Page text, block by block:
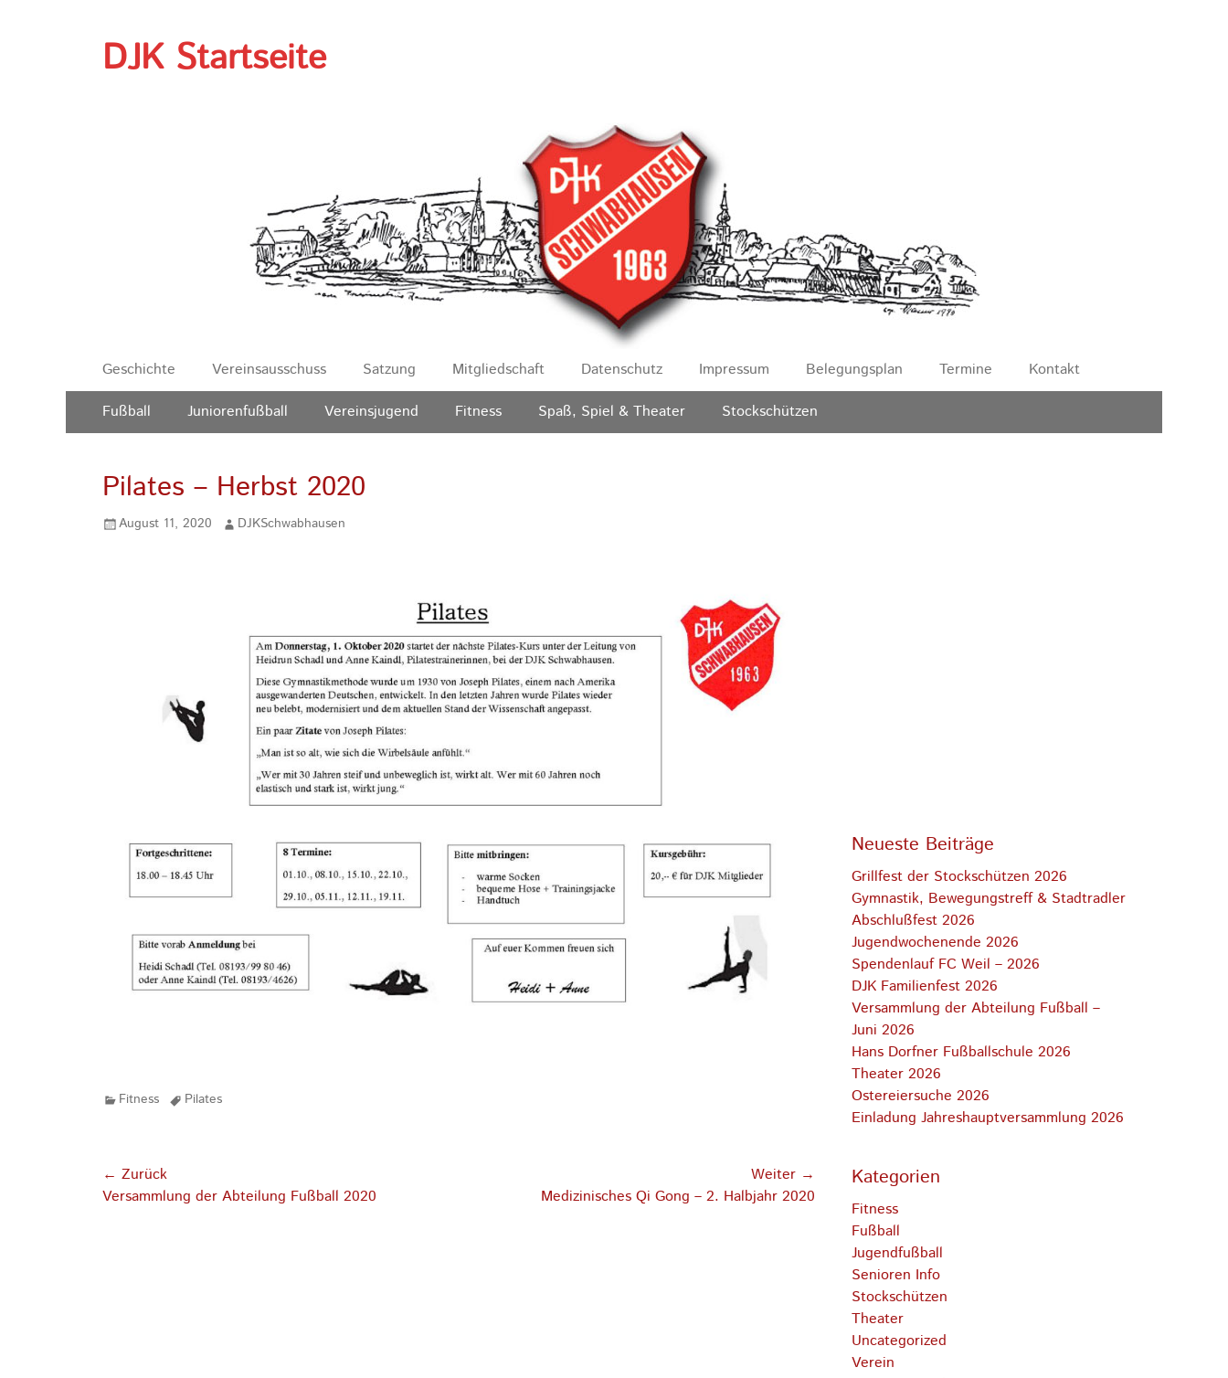
DJK Startseite
Erstes
Menü
Zum
Inhalt:
Geschichte Vereinsausschuss Satzung Mitgliedschaft Datenschutz Impressum Belegungsplan Termine Kontakt
Zweites
Menü
Zum
Inhalt:
Fußball Juniorenfußball Vereinsjugend Fitness Spaß, Spiel & Theater Stockschützen
Pilates – Herbst 2020
Gepostet
August 11, 2020 AutorDJKSchwabhausen
Kategorien
Fitness TagsPilates
Beitragsnavigation
← Zurück
Vorhergehender
Versammlung der Abteilung Fußball 2020
Weiter →
Medizinisches Qi Gong – 2. Halbjahr 2020
Neueste Beiträge
Grillfest der Stockschützen 2026
Gymnastik, Bewegungstreff & Stadtradler
Abschlußfest 2026
Jugendwochenende 2026
Spendenlauf FC Weil – 2026
DJK Familienfest 2026
Versammlung der Abteilung Fußball –
Juni 2026
Hans Dorfner Fußballschule 2026
Theater 2026
Ostereiersuche 2026
Einladung Jahreshauptversammlung 2026
Kategorien
Fitness
Fußball
Jugendfußball
Senioren Info
Stockschützen
Theater
Uncategorized
Verein